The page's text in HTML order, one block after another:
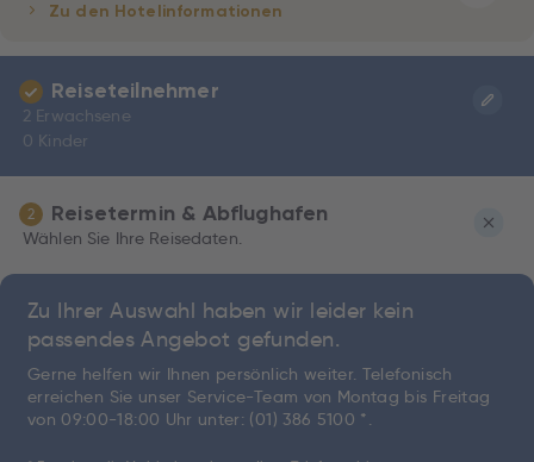
Zu den Hotelinformationen
Reiseteilnehmer
2 Erwachsene
0 Kinder
2 Reisetermin & Abflughafen
Wählen Sie Ihre Reisedaten.
Zu Ihrer Auswahl haben wir leider kein
passendes Angebot gefunden.
Gerne helfen wir Ihnen persönlich weiter. Telefonisch
erreichen Sie unser Service-Team von Montag bis Freitag
von 09:00-18:00 Uhr unter: (01) 386 5100 *.